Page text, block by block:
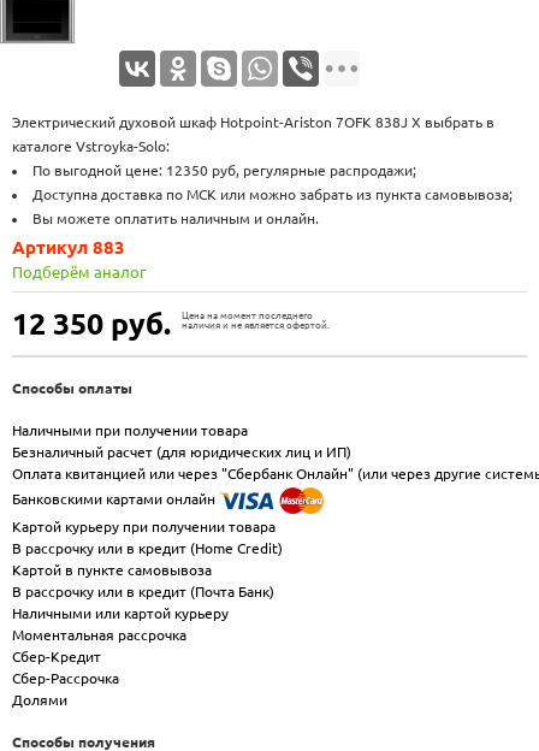
Электрический духовой шкаф Hotpoint-Ariston 7OFK 838J X выбрать в
каталоге Vstroyka-Solo:
По выгодной цене: 12350 руб, регулярные распродажи;
Доступна доставка по МСК или можно забрать из пункта самовывоза;
Вы можете оплатить наличным и онлайн.
12 350 руб.
Цена на момент последнего
наличия и не является офертой.
Артикул 883
Подберём аналог
Способы оплаты
Наличными при получении товара
Безналичный расчет (для юридических лиц и ИП)
Оплата квитанцией или через "Сбербанк Онлайн" (или через другие
Банковскими картами онлайн
Картой курьеру при получении товара
В рассрочку или в кредит (Home Credit)
Картой в пункте самовывоза
В рассрочку или в кредит (Почта Банк)
Наличными или картой курьеру
Моментальная рассрочка
Сбер-Кредит
Сбер-Рассрочка
Долями
Способы получения